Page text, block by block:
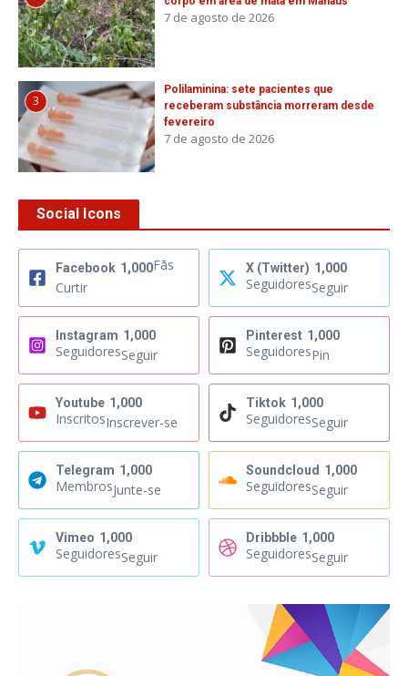
7 de agosto de 2026
3
Polilaminina: sete pacientes que
receberam substância morreram desde
fevereiro
7 de agosto de 2026
Social Icons
Facebook 1,000Fãs
Curtir
X (Twitter) 1,000
SeguidoresSeguir
Instagram 1,000
SeguidoresSeguir
Pinterest 1,000
SeguidoresPin
Youtube 1,000
InscritosInscrever-se
Tiktok 1,000
SeguidoresSeguir
Telegram 1,000
MembrosJunte-se
Soundcloud 1,000
SeguidoresSeguir
Vimeo 1,000
SeguidoresSeguir
Dribbble 1,000
SeguidoresSeguir